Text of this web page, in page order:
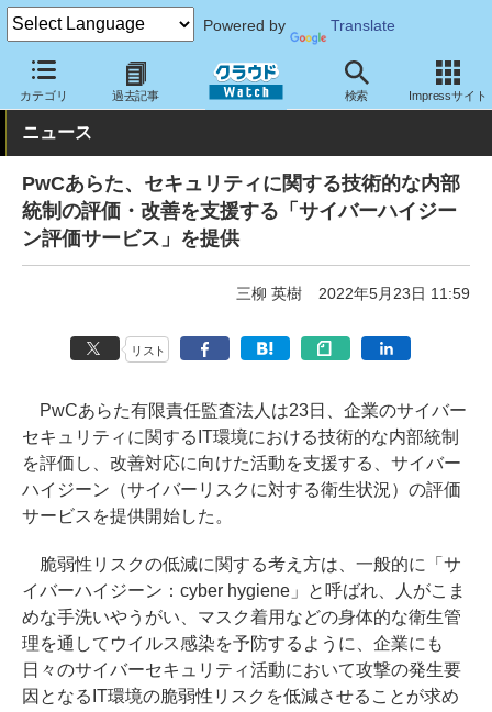
Powered by Translate
カテゴリ 過去記事 検索 Impressサイト
クラウド Watch セキュリティ セキュリティサービス
ニュース
PwCあらた、セキュリティに関する技術的な内部
統制の評価・改善を支援する「サイバーハイジー
ン評価サービス」を提供
三柳 英樹 2022年5月23日 11:59
リスト
PwCあらた有限責任監査法人は23日、企業のサイバー
セキュリティに関するIT環境における技術的な内部統制
を評価し、改善対応に向けた活動を支援する、サイバー
ハイジーン（サイバーリスクに対する衛生状況）の評価
サービスを提供開始した。
脆弱性リスクの低減に関する考え方は、一般的に「サ
イバーハイジーン：cyber hygiene」と呼ばれ、人がこま
めな手洗いやうがい、マスク着用などの身体的な衛生管
理を通してウイルス感染を予防するように、企業にも
日々のサイバーセキュリティ活動において攻撃の発生要
因となるIT環境の脆弱性リスクを低減させることが求め